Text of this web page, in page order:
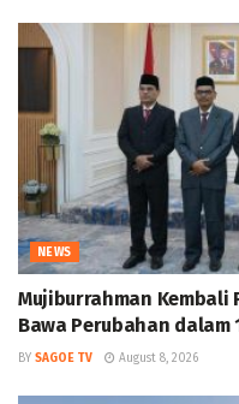
NEWS
Mujiburrahman Kembali
Bawa Perubahan dalam
BY SAGOE TV August 8, 2026